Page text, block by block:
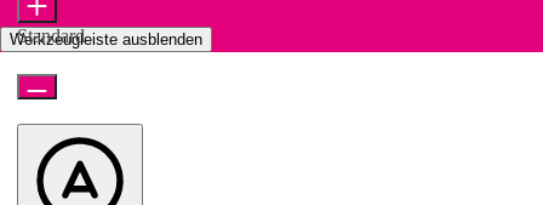
Werkzeugleiste ausblenden
Standard